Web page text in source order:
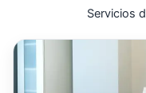
Servicios